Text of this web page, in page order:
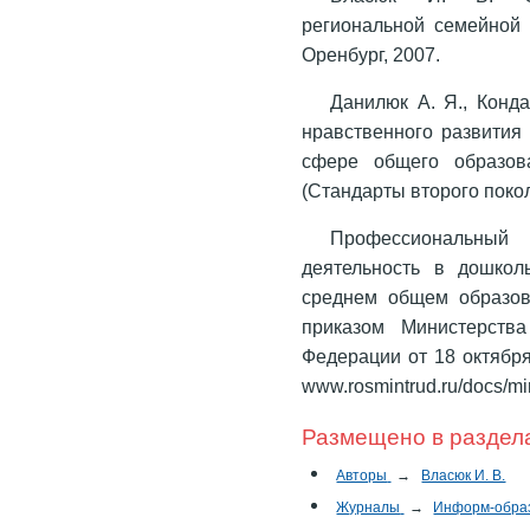
региональной
Оренбург, 2007.
Данилюк А. Я.,
нравственного
сфере общего
(Стандарты второго
деятельность в
среднем общем
приказом
Федерации от 18
www.rosmintrud.ru/docs/
Размещено в
Авторы →
Власюк И. В.
Журналы
→ Информ-